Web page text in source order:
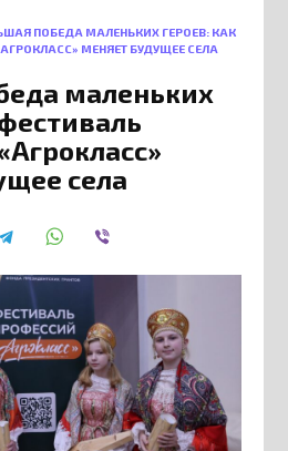
ПОБЕДА МАЛЕНЬКИХ ГЕРОЕВ: КАК
МЕНЯЕТ БУДУЩЕЕ СЕЛА
маленьких
села